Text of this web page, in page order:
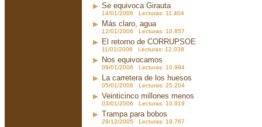
Se equivoca Girauta
14/01/2006 Lecturas: 11.404
Más claro, agua
12/01/2006 Lecturas: 10.857
El retorno de CORRUPSOE
11/01/2006 Lecturas: 12.038
Nos equivocamos
09/01/2006 Lecturas: 10.994
La carretera de los huesos
05/01/2006 Lecturas: 25.204
Veinticinco millones menos
03/01/2006 Lecturas: 10.919
Trampa para bobos
29/12/2005 Lecturas: 19.767